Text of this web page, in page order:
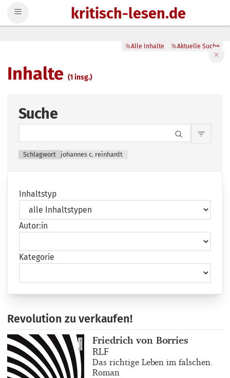
kritisch-lesen.de
Inhalte(1 insg.)
Alle Inhalte Aktuelle Suche
Suche
Schlagwort johannes c. reinhardt
Inhaltstyp
Autor:in
Kategorie
Revolution zu verkaufen!
Buchautor_innen
Friedrich von Borries
Buchtitel
RLF
Buchuntertitel
Das richtige Leben im falschen.
Roman